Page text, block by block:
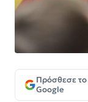
Πρόσθεσε το
Google